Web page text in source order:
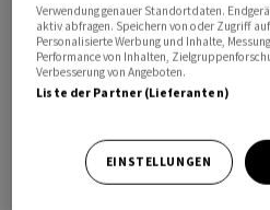
sein." Im Ernstfall müsse jede
Land sie sich entscheide.
"Wir halten eine rigide
dann wählen Schweizer
so lautet das Feedback an uns
Verwendung genauer Standortdaten.
aktiv abfragen. Speichern von oder Zugriff
Personalisierte Werbung und Inhalte,
Performance von Inhalten,
Verbesserung von Angeboten.
Liste der Partner (Lieferanten)
EINSTELLUNGEN